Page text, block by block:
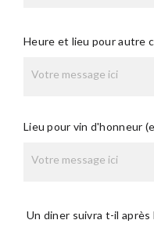
Heure et lieu pour autre
Lieu pour vin d'honneur
Un diner suivra t-il après